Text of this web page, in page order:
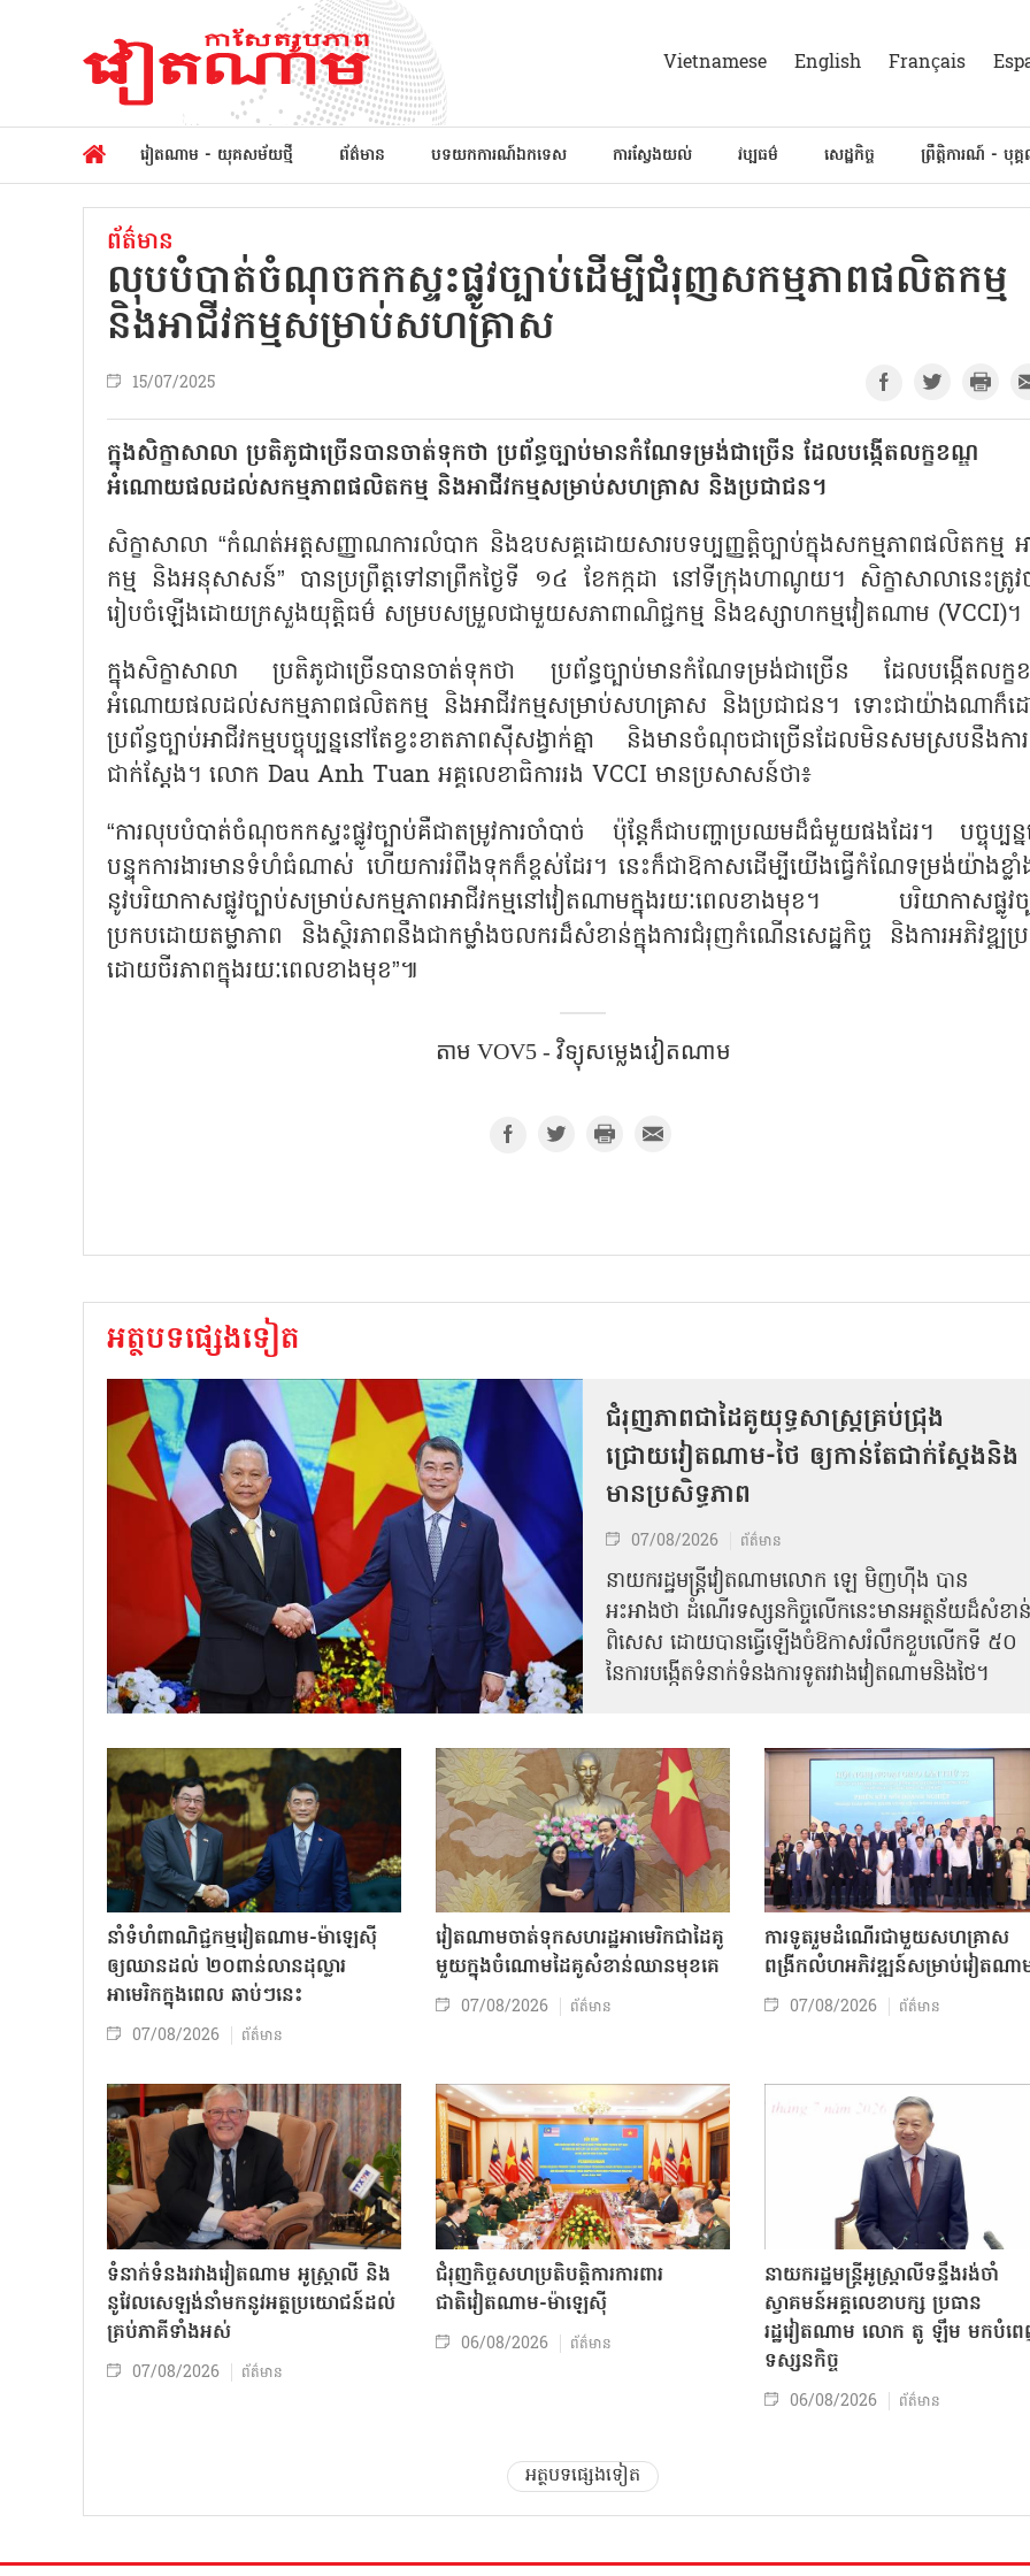
Vietnamese English Français
វៀតណាម - យុគសម័យថ្មី ព័ត៌មាន បទយកការណ៍ឯកទេស ការស្វែងយល់ វប្បធម៌ សេដ្ឋកិច្ច ព្រឹត្តិការណ៍ - បុគ្
ព័ត៌មាន
លុបបំបាត់ចំណុចកកស្ទះផ្លូវច្បាប់ដើម្បីជំរុញសកម្មភាពផលិតកម្ម
និងអាជីវកម្មសម្រាប់សហគ្រាស
15/07/2025
ក្នុងសិក្ខាសាលា ប្រតិភូជាច្រើនបានចាត់ទុកថា ប្រព័ន្ធច្បាប់មានកំណែទម្រង់ជាច្រើន ដែលបង្កើតលក្ខខណ្ឌ
អំណោយផលដល់សកម្មភាពផលិតកម្ម និងអាជីវកម្មសម្រាប់សហគ្រាស និងប្រជាជន។
សិក្ខាសាលា “កំណត់អត្តសញ្ញាណការលំបាក និងឧបសគ្គដោយសារបទប្បញ្ញត្តិច្បាប់ក្នុងសកម្មភាពផលិតកម្ម អ
កម្ម និងអនុសាសន៍” បានប្រព្រឹត្តទៅនាព្រឹកថ្ងៃទី ១៤ ខែកក្កដា នៅទីក្រុងហាណូយ។ សិក្ខាសាលានេះត្រូវ
រៀបចំឡើងដោយក្រសួងយុត្តិធម៌ សម្របសម្រួលជាមួយសភាពាណិជ្ជកម្ម និងឧស្សាហកម្មវៀតណាម (VCCI)។
ក្នុងសិក្ខាសាលា ប្រតិភូជាច្រើនបានចាត់ទុកថា ប្រព័ន្ធច្បាប់មានកំណែទម្រង់ជាច្រើន ដែលបង្កើតលក្ខ
អំណោយផលដល់សកម្មភាពផលិតកម្ម និងអាជីវកម្មសម្រាប់សហគ្រាស និងប្រជាជន។ ទោះជាយ៉ាងណាក៏
ប្រព័ន្ធច្បាប់អាជីវកម្មបច្ចុប្បន្ននៅតែខ្វះខាតភាពស៊ីសង្វាក់គ្នា និងមានចំណុចជាច្រើនដែលមិនសមស្របនឹងកា
ជាក់ស្ដែង។ លោក Dau Anh Tuan អគ្គលេខាធិការរង VCCI មានប្រសាសន៍ថា៖
“ការលុបបំបាត់ចំណុចកកស្ទះផ្លូវច្បាប់គឺជាតម្រូវការចាំបាច់ ប៉ុន្តែក៏ជាបញ្ហាប្រឈមដ៏ធំមួយផងដែរ។ បច្ចុប្បន្ន
បន្ទុកការងារមានទំហំធំណាស់ ហើយការរំពឹងទុកក៏ខ្ពស់ដែរ។ នេះក៏ជាឱកាសដើម្បីយើងធ្វើកំណែទម្រង់យ៉ាងខ្លាំង
នូវបរិយាកាសផ្លូវច្បាប់សម្រាប់សកម្មភាពអាជីវកម្មនៅវៀតណាមក្នុងរយៈពេលខាងមុខ។ បរិយាកាសផ្លូវច្
ប្រកបដោយតម្លាភាព និងស្ថិរភាពនឹងជាកម្លាំងចលករដ៏សំខាន់ក្នុងការជំរុញកំណើនសេដ្ឋកិច្ច និងការអភិវឌ្ឍប្
ដោយចីរភាពក្នុងរយៈពេលខាងមុខ”៕
តាម​ VOV5 - វិទ្យុសម្លេងវៀតណាម
អត្ថបទផ្សេងទៀត
ជំរុញភាពជាដៃគូយុទ្ធសាស្ត្រគ្រប់ជ្រុង
ជ្រោយវៀតណាម-ថៃ ឲ្យកាន់តែជាក់ស្ដែងនិង
មានប្រសិទ្ធភាព
07/08/2026 ព័ត៌មាន
នាយករដ្ឋមន្ត្រីវៀតណាមលោក ឡេ មិញហ៊ឹង បាន
អះអាងថា ដំណើរទស្សនកិច្ចលើកនេះមានអត្ថន័យដ៏សំខាន់
ពិសេស ដោយបានធ្វើឡើងចំឱកាសរំលឹកខួបលើកទី ៥០
នៃការបង្កើតទំនាក់ទំនងការទូតរវាងវៀតណាមនិងថៃ។
នាំទំហំពាណិជ្ជកម្មវៀតណាម-ម៉ាឡេស៊ី
ឲ្យឈានដល់ ២០ពាន់លានដុល្លារ
អាមេរិកក្នុងពេល ឆាប់ៗនេះ
07/08/2026 ព័ត៌មាន
វៀតណាមចាត់ទុកសហរដ្ឋអាមេរិកជាដៃគូ
មួយក្នុងចំណោមដៃគូសំខាន់ឈានមុខគេ
07/08/2026 ព័ត៌មាន
ការទូតរួមដំណើរជាមួយសហគ្រាស
ពង្រីកលំហអភិវឌ្ឍន៍សម្រាប់វៀតណា
07/08/2026 ព័ត៌មាន
ទំនាក់ទំនងរវាងវៀតណាម អូស្ត្រាលី និង
នូវែលសេឡង់នាំមកនូវអត្ថប្រយោជន៍ដល់
គ្រប់ភាគីទាំងអស់
07/08/2026 ព័ត៌មាន
ជំរុញកិច្ចសហប្រតិបត្តិការការពារ
ជាតិវៀតណាម-ម៉ាឡេស៊ី
06/08/2026 ព័ត៌មាន
នាយករដ្ឋមន្ត្រីអូស្ត្រាលីទន្ទឹងរង់ចាំ
ស្វាគមន៍អគ្គលេខាបក្ស ប្រធាន
រដ្ឋវៀតណាម លោក តូ ឡឹម មកបំព
ទស្សនកិច្ច
06/08/2026 ព័ត៌មាន
អត្ថបទផ្សេងទៀត